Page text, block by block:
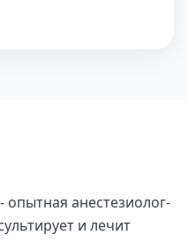
опытная анестезиолог-
и лечит